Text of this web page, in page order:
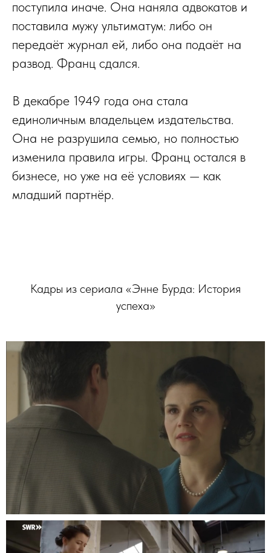
поступила иначе. Она наняла адвокатов и
поставила мужу ультиматум: либо он
передаёт журнал ей, либо она подаёт на
развод. Франц сдался.
В декабре 1949 года она стала
единоличным владельцем издательства.
Она не разрушила семью, но полностью
изменила правила игры. Франц остался в
бизнесе, но уже на её условиях — как
младший партнёр.
Кадры из сериала «Энне Бурда: История
успеха»